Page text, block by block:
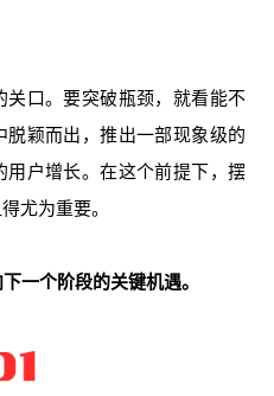
口。要突破瓶颈，就看能不
颖而出，推出一部现象级的
户增长。在这个前提下，摆
尤为重要。
一个阶段的关键机遇。